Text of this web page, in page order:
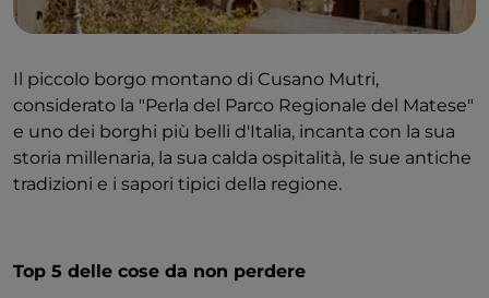
Informazioni utili
Periodo migliore per visitarla: Da aprile a giugno e
da settembre a ottobre è generalmente il periodo
migliore per visitare Cerreto Sannita. I mesi estivi
sono troppo caldi per le attività all'aperto e in inverno
Come arrivare
: La città più vicina è Napoli. Air
Campania gestisce tre autobus al giorno da Napoli a
Il piccolo borgo montano di Cusano Mutri,
considerato la "Perla del Parco Regionale del Matese"
e uno dei borghi più belli d'Italia, incanta con la sua
storia millenaria, la sua calda ospitalità, le sue antiche
tradizioni e i sapori tipici della regione.
Top 5 delle cose da non perdere